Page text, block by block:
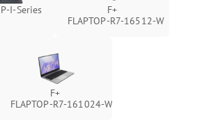
I-Series
F+
FLAPTOP‑R7‑16512‑W
F+
FLAPTOP‑R7‑161024‑W